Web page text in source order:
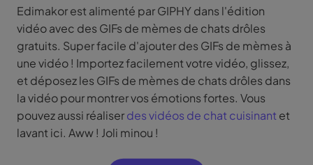
Edimakor est alimenté par GIPHY dans l'édition
vidéo avec des GIFs de mèmes de chats drôles
gratuits. Super facile d'ajouter des GIFs de mèmes à
une vidéo ! Importez facilement votre vidéo, glissez,
et déposez les GIFs de mèmes de chats drôles dans
la vidéo pour montrer vos émotions fortes. Vous
pouvez aussi réaliserdes vidéos de chat cuisinantet
lavant ici. Aww ! Joli minou !